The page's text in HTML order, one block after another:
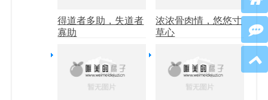
得道者多助，失道者
寡助
浓浓骨肉情，悠悠寸
草心